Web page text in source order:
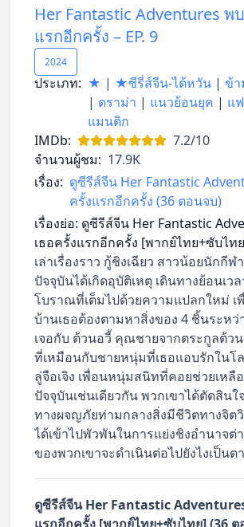
Her Fantastic Adventures พ
แรกอีกครั้ง – EP. 9
2024
ประเภท: ★ | ★ซีรี่ส์จีน-ไต้หวัน | ข้า
| ดราม่า | แนวย้อนยุค | แ
แมนติก
IMDb:
7.2/10
จำนวนผู้ชม: 17.9K
เรื่อง: ดูซีรีส์จีน Her Fantastic
ครั้งแรกอีกครั้ง (36 ตอนจบ)
เรื่องย่อ: ดูซีรีส์จีน Her Fantastic
เธอครั้งแรกอีกครั้ง [พากย์ไทย+ซับไท
เล่าเรื่องราว กู้ชิงเฉียว สาวน้อยนักกีฬ
ปัจจุบันได้เกิดอุบัติเหตุ เดินทางย้อนเว
โบราณที่เต็มไปด้วยความแปลกใหม่ เ
บ้านเธอต้องตามหาสิ่งของ 4 ชิ้นระหว่
เจอกับ ต้วนอวี้ คุณชายจากตระกูลต้ว
ที่เหมือนกับชายหนุ่มที่เธอแอบรักในโ
ลู่จือเจิง เพื่อนหนุ่มสนิทที่คอยช่วยเหลื
ปัจจุบันเช่นเดียวกัน พวกเขาได้ตัดสินใ
ทางผจญภัยท่ามกลางสิ่งมีชีวิตทางจิ
ได้เข้าไปพัวพันในการแย่งชิงอำนาจต่า
ของพวกเขาจะดำเนินต่อไปยังไงเป็น
ดูซีรีส์จีน Her Fantastic